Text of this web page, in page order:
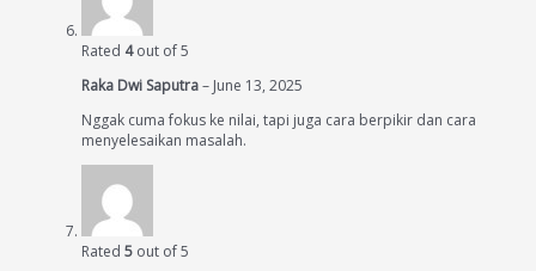
Rated 4out of 5
Raka Dwi Saputra– June 13, 2025
Nggak cuma fokus ke nilai, tapi juga cara berpikir dan cara
menyelesaikan masalah.
Rated 5 out of 5